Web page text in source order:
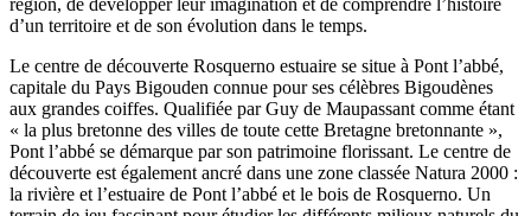
région, de développer leur imagination et de comprendre l’histoire
d’un territoire et de son évolution dans le temps.
Le centre de découverte Rosquerno estuaire se situe à Pont l’abbé,
capitale du Pays Bigouden connue pour ses célèbres Bigoudènes
aux grandes coiffes. Qualifiée par Guy de Maupassant comme étant
« la plus bretonne des villes de toute cette Bretagne bretonnante »,
Pont l’abbé se démarque par son patrimoine florissant. Le centre de
découverte est également ancré dans une zone classée Natura 2000 :
la rivière et l’estuaire de Pont l’abbé et le bois de Rosquerno. Un